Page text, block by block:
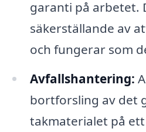
garanti på arbetet.
säkerställande av
och fungerar som
Avfallshantering:
bortforsling av det
takmaterialet på